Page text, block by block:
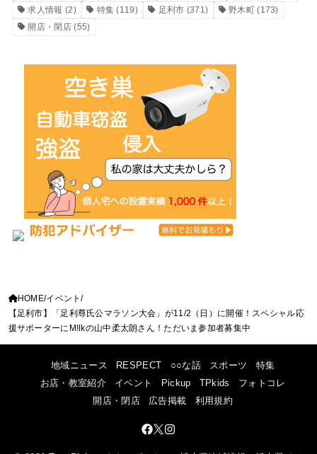
求人情報 (2) 特集 (119) 足利市 (371) 野木町(173)
開店・閉店(55)
HOME イベント
【足利市】「足利尊氏公マラソン大会」が11/2（日）に開催！スペシャル応
援サポーターにM!lkの山中柔太朗さん！ただいま参加者募集中
地域ニュース RESPECT ○○な話 スポーツ
特集
お店・教室紹介
イベント Pickup TPkids
フォトコレ
開店・閉店
広告掲載 利用規約